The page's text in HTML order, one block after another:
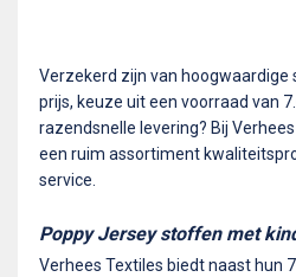
Verzekerd zijn van
prijs, keuze uit een voorraad van
razendsnelle levering? Bij
een ruim assortiment
service.
Poppy Jersey stoffen met
Verhees Textiles biedt naast hun